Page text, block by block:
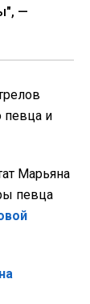
—
певца и
Марьяна
певца